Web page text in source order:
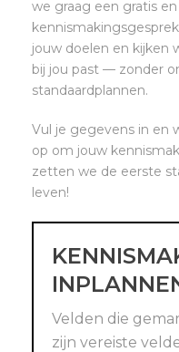
we graag een gratis
jouw doelen en kijken
bij jou past — zonder
standaardplannen.
Vul je gegevens in en
op om jouw
zetten we de eerste
leven!
Velden die
zijn vereiste